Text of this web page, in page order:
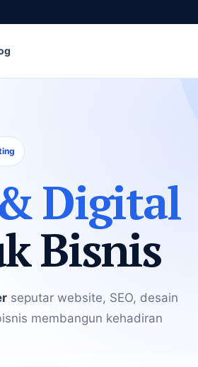
Digital
Bisnis
seputar website, SEO, desain
membangun kehadiran